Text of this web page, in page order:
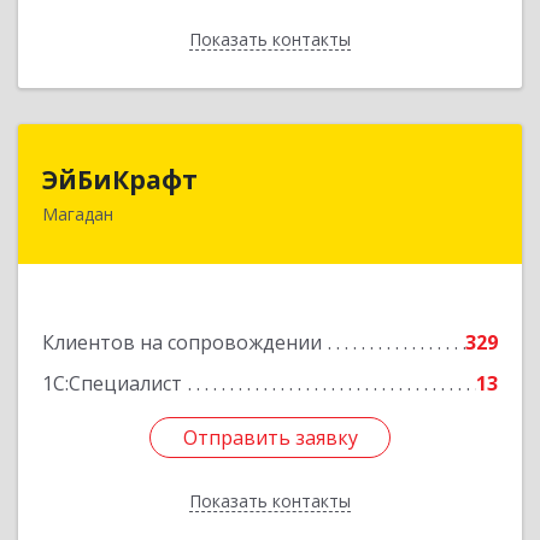
Показать контакты
Назад
ЭйБиКрафт
Магадан
Клиентов на сопровождении
329
1С:Специалист
13
Отправить заявку
Показать контакты
685000, Магаданская обл, Магадан г, Полярная
Отправить заявку
Назад